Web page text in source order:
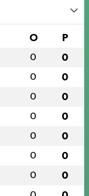
O P
0 0
0 0
0 0
0 0
0 0
0 0
0 0